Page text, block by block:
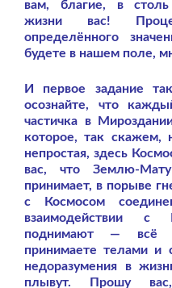
вам, благие, в
жизни вас!
определённого
будете в нашем поле,
И первое задание
осознайте, что
частичка в
которое, так скажем,
непростая, здесь
вас, что Землю-
принимает, в порыве
с Космосом
взаимодействии с
поднимают — всё
принимаете телами и
недоразумения в
плывут. Прошу